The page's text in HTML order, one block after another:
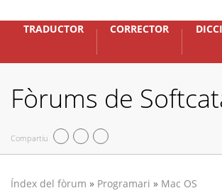
TRADUCTOR CORRECTOR
Fòrums de
Compartiu
Índex del fòrum » Programari » Mac OS